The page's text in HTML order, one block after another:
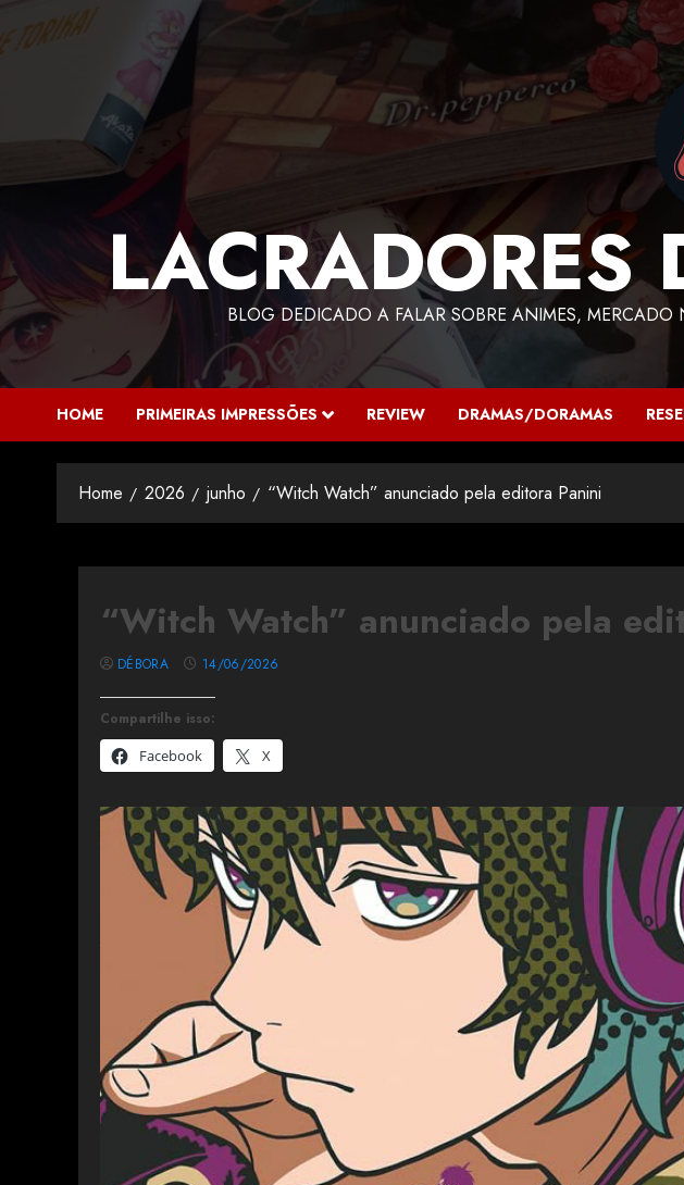
LACRADORES
BLOG DEDICADO A FALAR SOBRE ANIMES,
HOME PRIMEIRAS IMPRESSÕES REVIEW DRAMAS/DORAMAS
Home 2026 junho “Witch Watch” anunciado pela editora Panini
“Witch Watch” anunciado pela
Compartilhe isso:
Facebook
X
DÉBORA 14/06/2026